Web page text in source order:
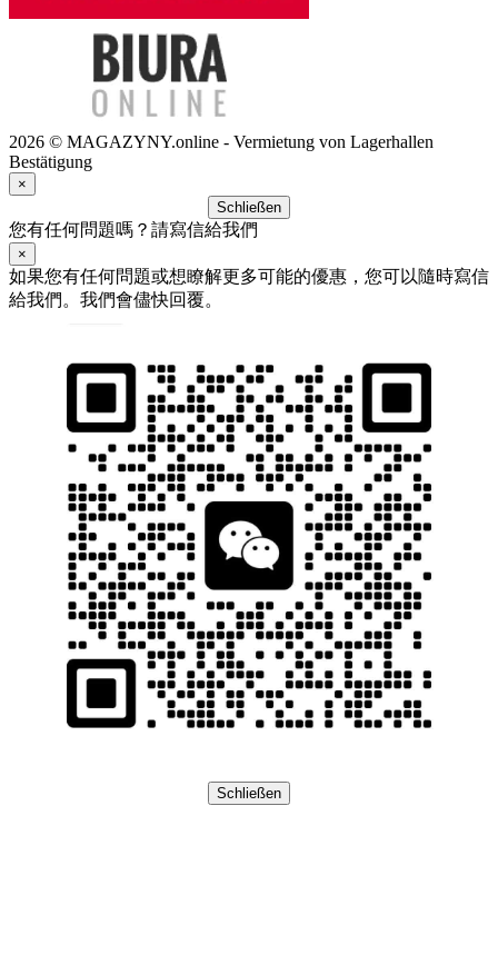
2026 © MAGAZYNY.online - Vermietung von Lagerhallen
Bestätigung
×
Schließen
您有任何問題嗎？請寫信給我們
×
如果您有任何問題或想瞭解更多可能的優惠，您可以隨時寫信
給我們。我們會儘快回覆。
Schließen